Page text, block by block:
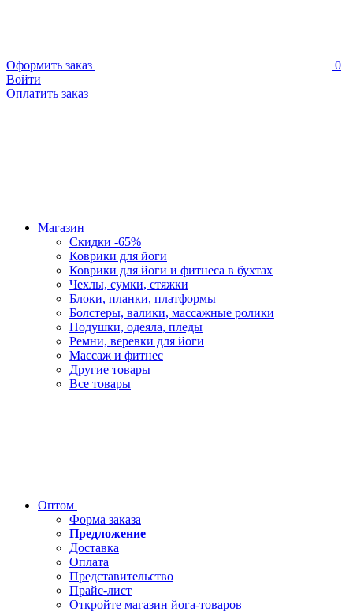
Оформить заказ
0
Войти
Оплатить заказ
Магазин
Скидки -65%
Коврики для йоги
Коврики для йоги и фитнеса в бухтах
Чехлы, сумки, стяжки
Блоки, планки, платформы
Болстеры, валики, массажные ролики
Подушки, одеяла, пледы
Ремни, веревки для йоги
Массаж и фитнес
Другие товары
Все товары
Оптом
Форма заказа
Предложение
Доставка
Оплата
Представительство
Прайс-лист
Откройте магазин йога-товаров